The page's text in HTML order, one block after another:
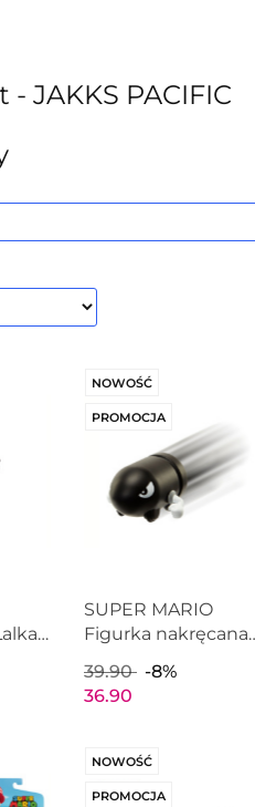
JAKKS PACIFIC
NOWOŚĆ
PROMOCJA
SUPER MARIO
Figurka nakręcana
Wind-Ups Nintendo
JAKKS PACIFIC
39.90
-8%
36.90
NOWOŚĆ
PROMOCJA